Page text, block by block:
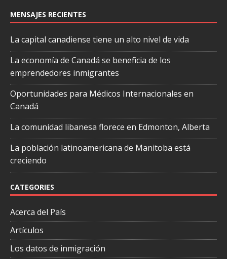
MENSAJES RECIENTES
La capital canadiense tiene un alto nivel de vida
La economía de Canadá se beneficia de los
emprendedores inmigrantes
Oportunidades para Médicos Internacionales en
Canadá
La comunidad libanesa florece en Edmonton, Alberta
La población latinoamericana de Manitoba está
creciendo
CATEGORIES
Acerca del País
Artículos
Los datos de inmigración